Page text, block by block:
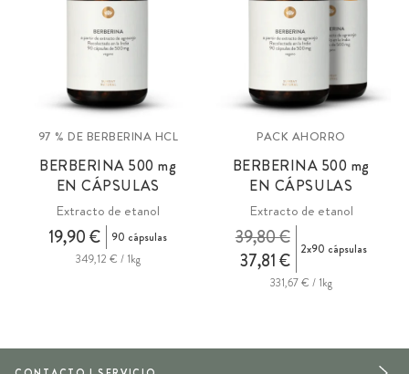
97 % DE BERBERINA HCL
BERBERINA 500 mg
EN CÁPSULAS
Extracto de etanol
19,90 €
90 cápsulas
349,12 € / 1kg
PACK AHORRO
BERBERINA 500 mg
EN CÁPSULAS
Extracto de etanol
37,81 €
39,80 € 2x90 cápsulas
331,67 € / 1kg